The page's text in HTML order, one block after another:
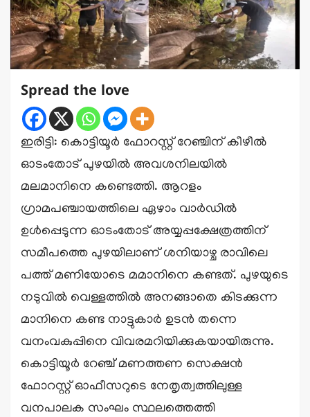
Spread the love
ഇരിട്ടി: കൊട്ടിയൂർ ഫോറസ്റ്റ് റേഞ്ചിന് കീഴീൽ
ഓടംതോട് പുഴയിൽ അവശനിലയിൽ
മലമാനിനെ കണ്ടെത്തി. ആറളം
ഗ്രാമപഞ്ചായത്തിലെ ഏഴാം വാർഡിൽ
ഉൾപ്പെടുന്ന ഓടംതോട് അയ്യപ്പക്ഷേത്രത്തിന്
സമീപത്തെ പുഴയിലാണ് ശനിയാഴ്ച രാവിലെ
പത്ത് മണിയോടെ മമാനിനെ കണ്ടത്. പുഴയുടെ
നടുവിൽ വെള്ളത്തിൽ അനങ്ങാതെ കിടക്കുന്ന
മാനിനെ കണ്ട നാട്ടുകാർ ഉടൻ തന്നെ
വനംവകുപ്പിനെ വിവരമറിയിക്കുകയായിരുന്നു.
കൊട്ടിയൂർ റേഞ്ച് മണത്തണ സെക്ഷൻ
ഫോറസ്റ്റ് ഓഫീസറുടെ നേതൃത്വത്തിലുള്ള
വനപാലക സംഘം സ്ഥലത്തെത്തി